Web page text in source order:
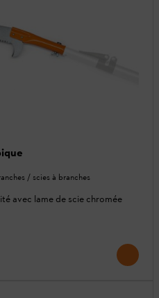
/ scies à branches
avec lame de scie chromée